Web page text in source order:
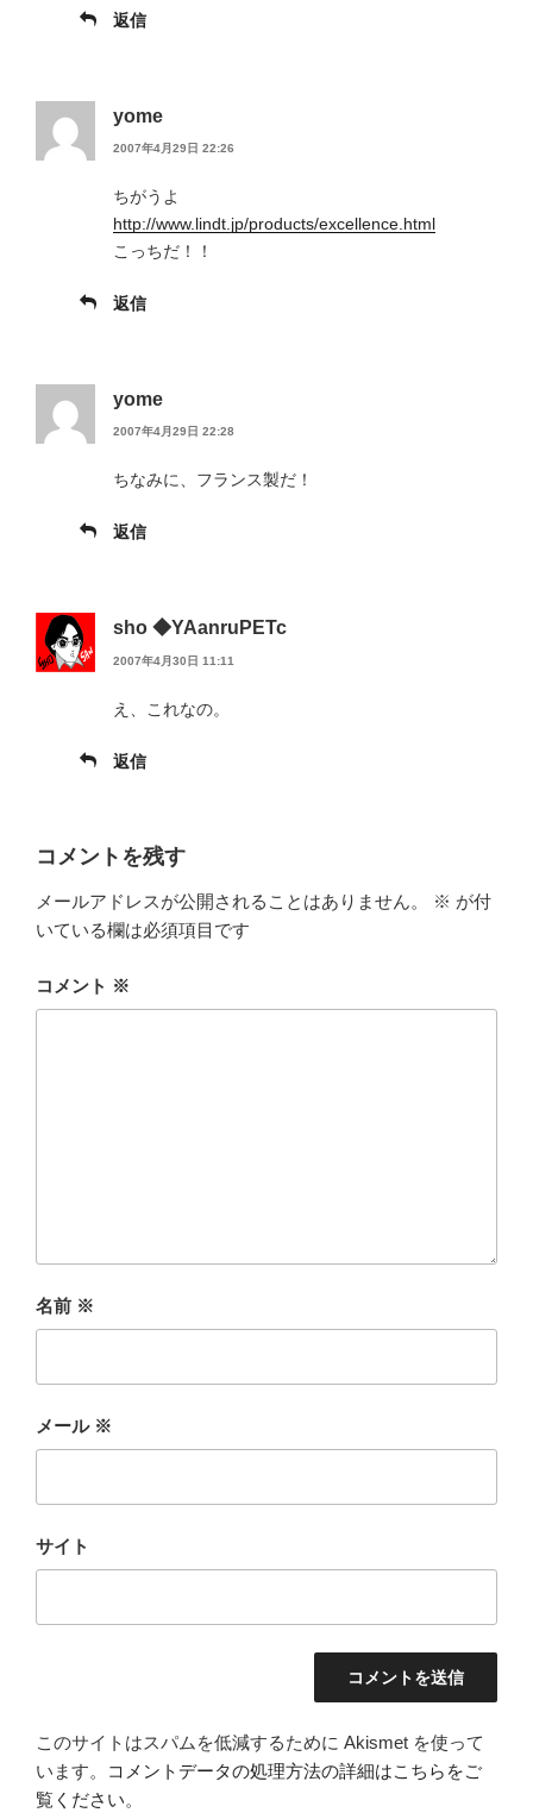
返信
yome
2007年4月29日 22:26
ちがうよ
http://www.lindt.jp/products/excellence.html
こっちだ！！
返信
yome
2007年4月29日 22:28
ちなみに、フランス製だ！
返信
sho ◆YAanruPETc
2007年4月30日 11:11
え、これなの。
返信
コメントを残す
メールアドレスが公開されることはありません。 ※ が付
いている欄は必須項目です
コメント ※
名前 ※
メール ※
サイト
このサイトはスパムを低減するために Akismet を使って
います。
コメントデータの処理方法の詳細はこちらをご
覧ください。